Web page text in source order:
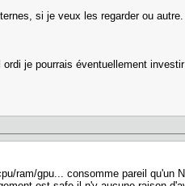
si je veux les regarder ou autre.
je pourrais éventuellement
ram/gpu... consomme pareil